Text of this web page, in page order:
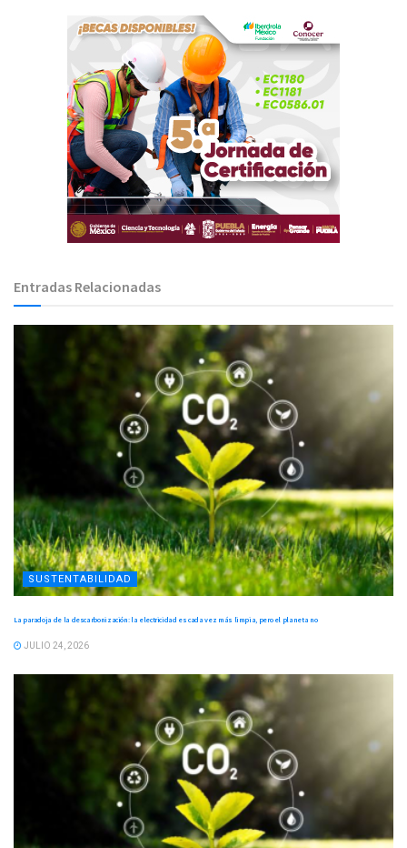
Entradas Relacionadas
SUSTENTABILIDAD
La paradoja de la descarbonización: la electricidad es cada vez más limpia, pero el planeta no
JULIO 24, 2026